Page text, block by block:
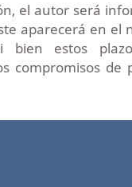
el autor será
aparecerá en el
estos
compromisos de